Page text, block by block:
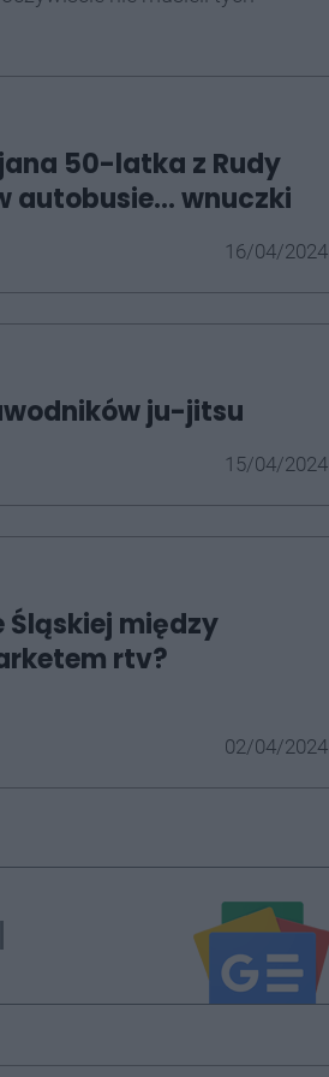
50-latka z Rudy
autobusie... wnuczki
16/04/2024
ju-jitsu
15/04/2024
Śląskiej między
rtv?
02/04/2024